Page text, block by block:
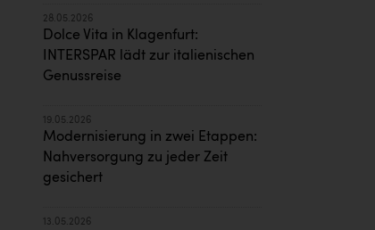
28.05.2026
Dolce Vita in Klagenfurt:
INTERSPAR lädt zur italienischen
Genussreise
19.05.2026
Modernisierung in zwei Etappen:
Nahversorgung zu jeder Zeit
gesichert
13.05.2026